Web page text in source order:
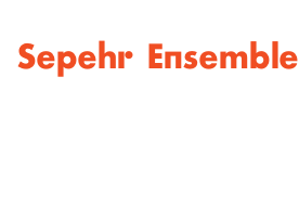
Sepehr Ensemble